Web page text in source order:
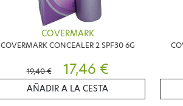
COVERMARK
COVERMARK CONCEALER 2 SPF30 6G
19,40 € 17,46 €
AÑADIR A LA CESTA